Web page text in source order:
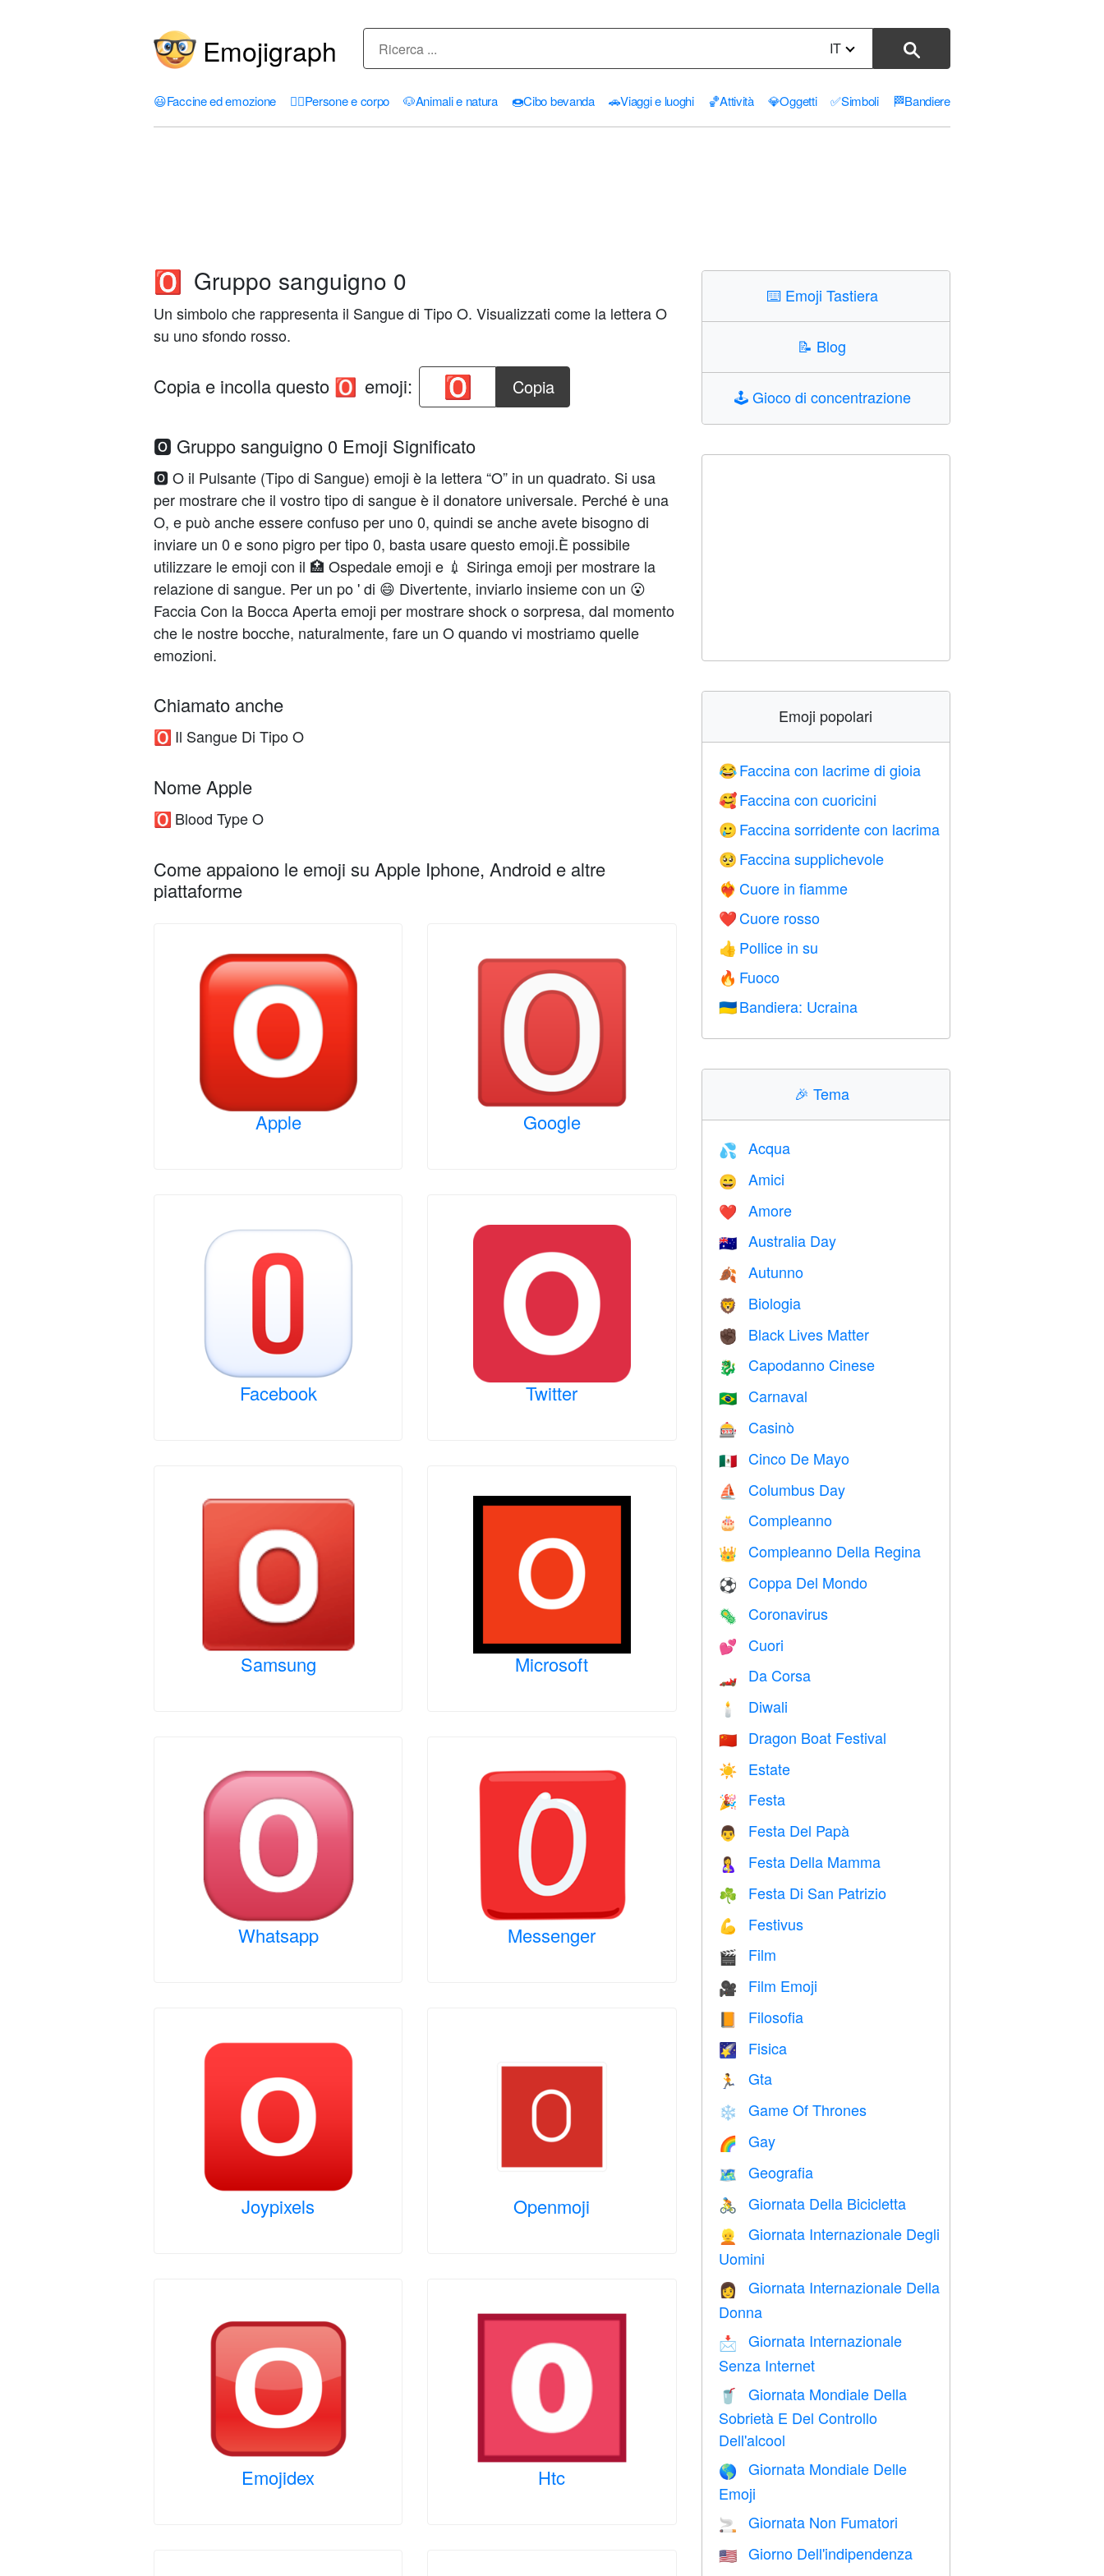
Emojigraph IT
😃Faccine ed emozione 🤦‍♀️Persone e corpo 🐶Animali e natura 🍩Cibo bevanda 🚗Viaggi e luoghi 🏀Attività 💎Oggetti ✅Simboli 🏁Bandiere
🅾️ Gruppo sanguigno 0
Un simbolo che rappresenta il Sangue di Tipo O. Visualizzati come la lettera O
su uno sfondo rosso.
Copia e incolla questo 🅾️ emoji: Copia
🅾️ Gruppo sanguigno 0 Emoji Significato
🅾️ O il Pulsante (Tipo di Sangue) emoji è la lettera “O” in un quadrato. Si usa
per mostrare che il vostro tipo di sangue è il donatore universale. Perché è una
O, e può anche essere confuso per uno 0, quindi se anche avete bisogno di
inviare un 0 e sono pigro per tipo 0, basta usare questo emoji.È possibile
utilizzare le emoji con il 🏥 Ospedale emoji e 💉 Siringa emoji per mostrare la
relazione di sangue. Per un po ' di 😄 Divertente, inviarlo insieme con un 😮
Faccia Con la Bocca Aperta emoji per mostrare shock o sorpresa, dal momento
che le nostre bocche, naturalmente, fare un O quando vi mostriamo quelle
emozioni.
Chiamato anche
🅾️ Il Sangue Di Tipo O
Nome Apple
🅾️ Blood Type O
Come appaiono le emoji su Apple Iphone, Android e altre
piattaforme
Apple Google
Facebook Twitter
Samsung Microsoft
Whatsapp Messenger
Joypixels Openmoji
Emojidex Htc
⌨️ Emoji Tastiera
📝 Blog
🕹️Gioco di concentrazione
Emoji popolari
😂 Faccina con lacrime di gioia
🥰 Faccina con cuoricini
🥲 Faccina sorridente con lacrima
🥺 Faccina supplichevole
❤️‍🔥 Cuore in fiamme
❤️ Cuore rosso
👍 Pollice in su
🔥 Fuoco
🇺🇦 Bandiera: Ucraina
🎉Tema
💦 Acqua
😄 Amici
❤️️ Amore
🇦🇺 Australia Day
🍂 Autunno
🦁 Biologia
✊🏿 Black Lives Matter
🐉 Capodanno Cinese
🇧🇷 Carnaval
🎰 Casinò
🇲🇽 Cinco De Mayo
⛵️ Columbus Day
🎂 Compleanno
👑 Compleanno Della Regina
⚽ Coppa Del Mondo
🦠 Coronavirus
💕 Cuori
🏎 Da Corsa
🕯 Diwali
🇨🇳 Dragon Boat Festival
☀️ Estate
🎉 Festa
👨 Festa Del Papà
🤱 Festa Della Mamma
☘️ Festa Di San Patrizio
💪 Festivus
🎬 Film
🎥 Film Emoji
📙 Filosofia
🌠 Fisica
🏃 Gta
❄️ Game Of Thrones
🌈 Gay
🗺 Geografia
🚴 Giornata Della Bicicletta
👱
Giornata Internazionale Degli
Uomini
👩
Giornata Internazionale Della
Donna
📩
Giornata Internazionale
Senza Internet
🥤
Giornata Mondiale Della
Sobrietà E Del Controllo
Dell'alcool
🌎
Giornata Mondiale Delle
Emoji
🚬 Giornata Non Fumatori
🇺🇸
Giorno Dell'indipendenza